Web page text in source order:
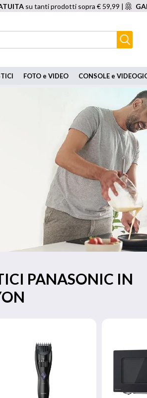
su tanti prodotti sopra € 59,99 |
FOTO e VIDEO CONSOLE e
PANASONIC IN